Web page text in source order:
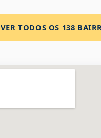
VER TODOS OS 138